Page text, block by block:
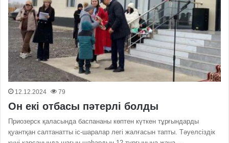
12.12.2024 79
Он екі отбасы пәтерлі болды
Приозерск қаласында баспананы көптен күткен тұрғындарды
қуантқан салтанатты іс-шаралар легі жалғасын тапты. Тәуелсіздік